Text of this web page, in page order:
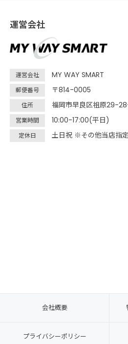
運営会社
運営会社 MY WAY SMART
郵便番号 〒814-0005
住所 福岡市早良区祖原29-
営業時間 10:00-17:00(平日)
定休日 土日祝 ※その他当店指
会社概要
プライバシーポリシー